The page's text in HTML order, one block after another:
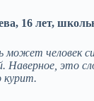
16 лет,
человек
Наверное, это
курит.